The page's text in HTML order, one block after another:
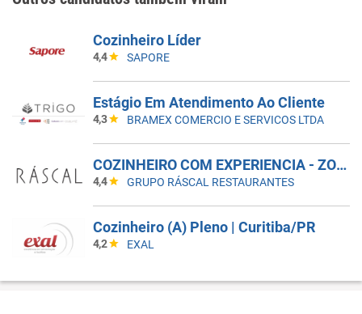
Cozinheiro Líder
4,4 SAPORE
Estágio Em Atendimento Ao Cliente
4,3 BRAMEX COMERCIO E SERVICOS LTDA
COZINHEIRO COM EXPERIENCIA - ZONA SUL - GRUPO RASCAL
4,4 GRUPO RÁSCAL RESTAURANTES
Cozinheiro (A) Pleno | Curitiba/PR
4,2 EXAL